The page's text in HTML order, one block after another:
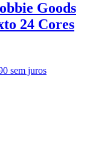
Goods
24 Cores
sem juros